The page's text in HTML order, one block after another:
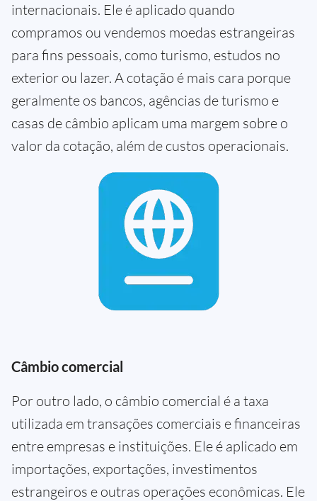
internacionais. Ele é aplicado quando
compramos ou vendemos moedas estrangeiras
para fins pessoais, como turismo, estudos no
exterior ou lazer. A cotação é mais cara porque
geralmente os bancos, agências de turismo e
casas de câmbio aplicam uma margem sobre o
valor da cotação, além de custos operacionais.
Câmbio comercial
Por outro lado, o câmbio comercial é a taxa
utilizada em transações comerciais e financeiras
entre empresas e instituições. Ele é aplicado em
importações, exportações, investimentos
estrangeiros e outras operações econômicas. Ele